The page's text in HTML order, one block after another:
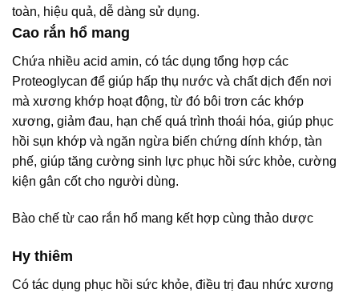
toàn, hiệu quả, dễ dàng sử dụng.
Cao rắn hổ mang
Chứa nhiều acid amin, có tác dụng tổng hợp các
Proteoglycan để giúp hấp thụ nước và chất dịch đến nơi
mà xương khớp hoạt động, từ đó bôi trơn các khớp
xương, giảm đau, hạn chế quá trình thoái hóa, giúp phục
hồi sụn khớp và ngăn ngừa biến chứng dính khớp, tàn
phế, giúp tăng cường sinh lực phục hồi sức khỏe, cường
kiện gân cốt cho người dùng.
Bào chế từ cao rắn hổ mang kết hợp cùng thảo dược
Hy thiêm
Có tác dụng phục hồi sức khỏe, điều trị đau nhức xương